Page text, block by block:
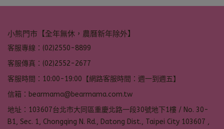
小熊門市【全年無休，農曆新年除外】
客服專線：(02)2550-8899
客服傳真：(02)2552-2677
客服時間：10:00-19:00【網路客服時間：週一到週五】
信箱：bearmama@bearmama.com.tw
地址：103607台北市大同區重慶北路一段30號地下1樓 / No. 30-
B1, Sec. 1, Chongqing N. Rd., Datong Dist., Taipei City 103607 ,